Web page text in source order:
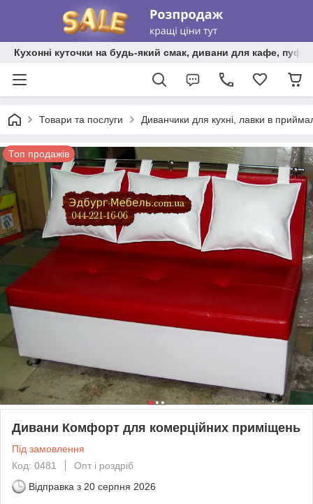
Кухонні куточки на будь-який смак, дивани для кафе,
Товари та послуги Диванчики для кухні, лавки в
Топ продажів
Дивани Комфорт для комерційних приміщень
Під замовлення
Код: 0481
Опт і роздріб
Відправка з 20 серпня 2026